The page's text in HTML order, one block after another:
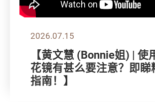
2026.07.15
【黄文慧 (Bonnie姐) | 使
花镜有甚么要注意？即睇
指南！】